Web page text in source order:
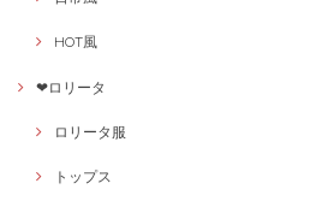
HOT風
❤ロリータ
ロリータ服
トップス